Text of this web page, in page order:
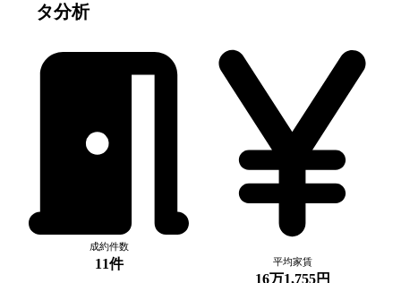
タ分析
成約件数
11件 平均家賃
16万1,755円